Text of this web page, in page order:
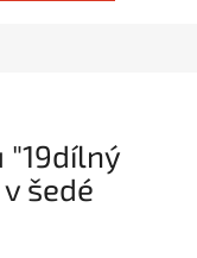
"19dílný
šedé